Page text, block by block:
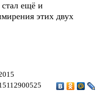
стал ещё и
этих двух